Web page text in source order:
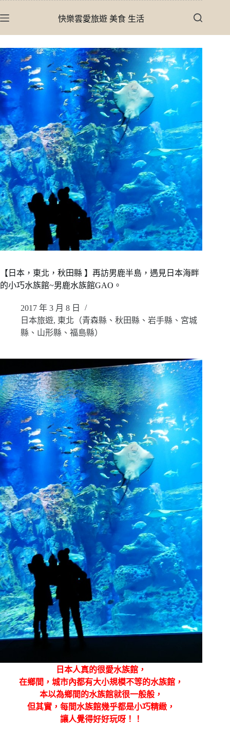
至
內
容
快樂雲愛旅遊 美食 生活
【日本，東北，秋田縣 】再訪男鹿半島，遇見日本海畔
的小巧水族館~男鹿水族館GAO。
2017 年 3 月 8 日
日本旅遊, 東北（青森縣、秋田縣、岩手縣、宮城
縣、山形縣、福島縣）
日本人真的很愛水族館，
在鄉間，城市內都有大小規模不等的水族館，
本以為鄉間的水族館就很一般般，
但其實，每間水族館幾乎都是小巧精緻，
讓人覺得好好玩呀！！